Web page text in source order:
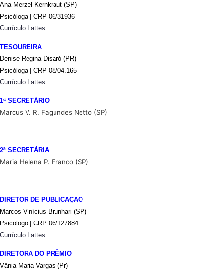
Ana Merzel Kernkraut (SP)
Psicóloga | CRP 06/31936
Currículo Lattes
TESOUREIRA
Denise Regina Disaró (PR)
Psicóloga | CRP 08/04.165
Currículo Lattes
1ª SECRETÁRIO
Marcus V. R. Fagundes Netto (SP)
2ª SECRETÁRIA
Maria Helena P. Franco (SP)
DIRETOR DE PUBLICAÇÃO
Marcos Vinícius Brunhari (SP)
Psicólogo | CRP 06/127884
Currículo Lattes
DIRETORA DO PRÊMIO
Vânia Maria Vargas (Pr)